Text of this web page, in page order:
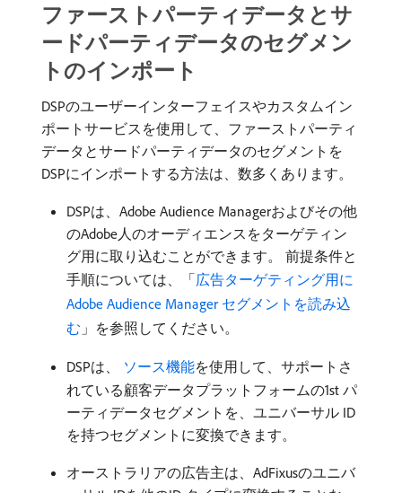
ファーストパーティデータとサ
ードパーティデータのセグメン
トのインポート
DSPのユーザーインターフェイスやカスタムイン
ポートサービスを使用して、ファーストパーティ
データとサードパーティデータのセグメントを
DSPにインポートする方法は、数多くあります。
DSPは、Adobe Audience Managerおよびその他
のAdobe人のオーディエンスをターゲティン
グ用に取り込むことができます。 前提条件と
手順については、「広告ターゲティング用に
Adobe Audience Manager セグメントを読み込
む 」を参照してください。
DSPは、 ​ ソース機能を使用して、サポートさ
れている顧客データプラットフォームの1st パ
ーティデータセグメントを、ユニバーサル ID
を持つセグメントに変換できます。
オーストラリアの広告主は、AdFixusのユニバ